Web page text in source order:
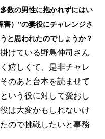
数の男性に抱かれずにはい
害）”の妻役にチャレンジさ
と思われたのでしょうか？
けている野島伸司さん
嬉しくて、是非チャレ
のあと台本を読ませて
いう役に対して愛おし
は大変かもしれないけ
ので挑戦したいと事務